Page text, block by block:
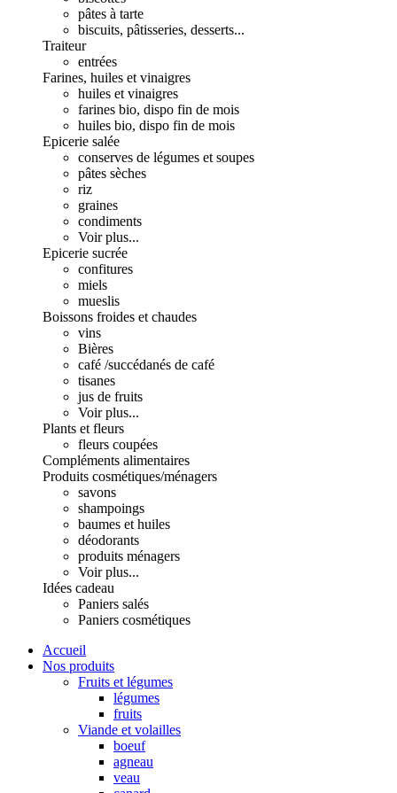
pâtes à tarte
biscuits, pâtisseries, desserts...
Traiteur
entrées
Farines, huiles et vinaigres
huiles et vinaigres
farines bio, dispo fin de mois
huiles bio, dispo fin de mois
Epicerie salée
conserves de légumes et soupes
pâtes sèches
riz
graines
condiments
Voir plus...
Epicerie sucrée
confitures
miels
mueslis
Boissons froides et chaudes
vins
Bières
café /succédanés de café
tisanes
jus de fruits
Voir plus...
Plants et fleurs
fleurs coupées
Compléments alimentaires
Produits cosmétiques/ménagers
savons
shampoings
baumes et huiles
déodorants
produits ménagers
Voir plus...
Idées cadeau
Paniers salés
Paniers cosmétiques
Accueil
Nos produits
Fruits et légumes
légumes
fruits
Viande et volailles
boeuf
agneau
veau